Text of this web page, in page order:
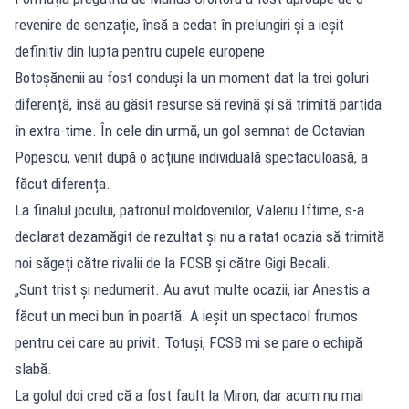
revenire de senzație, însă a cedat în prelungiri și a ieșit
definitiv din lupta pentru cupele europene.
Botoșănenii au fost conduși la un moment dat la trei goluri
diferență, însă au găsit resurse să revină și să trimită partida
în extra-time. În cele din urmă, un gol semnat de Octavian
Popescu, venit după o acțiune individuală spectaculoasă, a
făcut diferența.
La finalul jocului, patronul moldovenilor, Valeriu Iftime, s-a
declarat dezamăgit de rezultat și nu a ratat ocazia să trimită
noi săgeți către rivalii de la FCSB și către Gigi Becali.
„Sunt trist și nedumerit. Au avut multe ocazii, iar Anestis a
făcut un meci bun în poartă. A ieșit un spectacol frumos
pentru cei care au privit. Totuși, FCSB mi se pare o echipă
slabă.
La golul doi cred că a fost fault la Miron, dar acum nu mai